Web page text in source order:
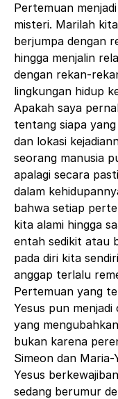
Pertemuan
misteri. Marilah
berjumpa dengan
hingga menjalin
dengan rekan-
lingkungan hidup
Apakah saya
tentang siapa
dan lokasi
seorang manusia
apalagi secara
dalam
bahwa setiap
kita alami hingga
entah sedikit atau
pada diri kita
anggap terlalu
Pertemuan yang
Yesus pun
yang
bukan karena
Simeon dan
Yesus
sedang berumur